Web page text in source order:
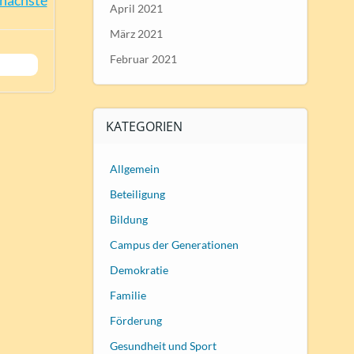
April 2021
März 2021
Februar 2021
KATEGORIEN
Allgemein
Beteiligung
Bildung
Campus der Generationen
Demokratie
Familie
Förderung
Gesundheit und Sport